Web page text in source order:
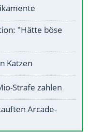
"Hätte böse
Katzen
Strafe zahlen
Arcade-